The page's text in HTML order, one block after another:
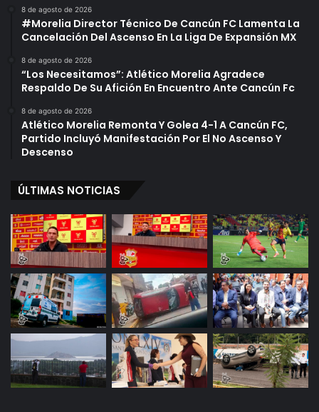
8 de agosto de 2026
#Morelia Director Técnico De Cancún FC Lamenta La
Cancelación Del Ascenso En La Liga De Expansión MX
8 de agosto de 2026
“Los Necesitamos”: Atlético Morelia Agradece
Respaldo De Su Afición En Encuentro Ante Cancún Fc
8 de agosto de 2026
Atlético Morelia Remonta Y Golea 4-1 A Cancún FC,
Partido Incluyó Manifestación Por El No Ascenso Y
Descenso
ÚLTIMAS NOTICIAS